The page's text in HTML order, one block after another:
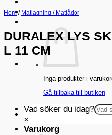
INSPIRATION
Inga produkter i
Gå tillbaka till butiken
Vad söker du idag?
×
Varukorg
Hem / Matlagning / Matlådor
DURALEX LYS
L 11 CM